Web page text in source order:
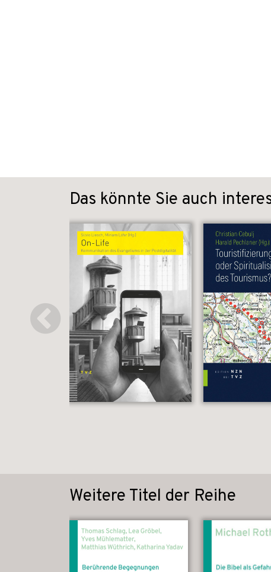
Das könnte Sie auch
Weitere Titel der Reihe